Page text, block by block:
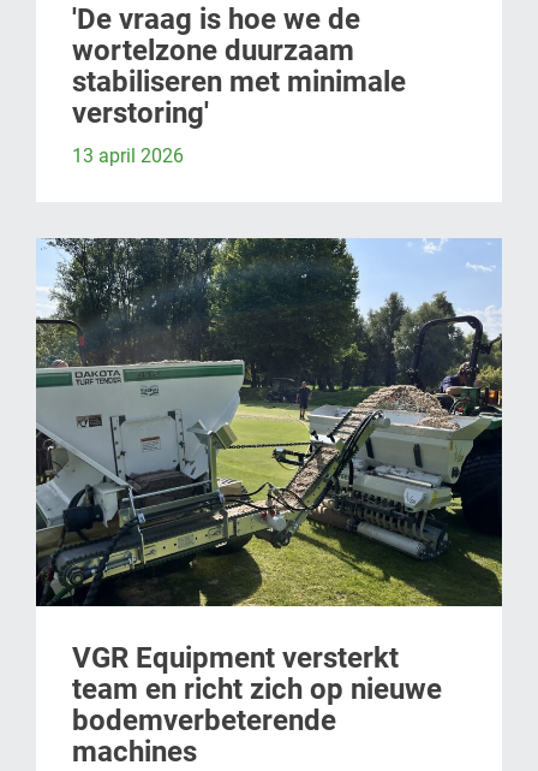
'De vraag is hoe we de
wortelzone duurzaam
stabiliseren met minimale
verstoring'
13 april 2026
VGR Equipment versterkt
team en richt zich op nieuwe
bodemverbeterende
machines